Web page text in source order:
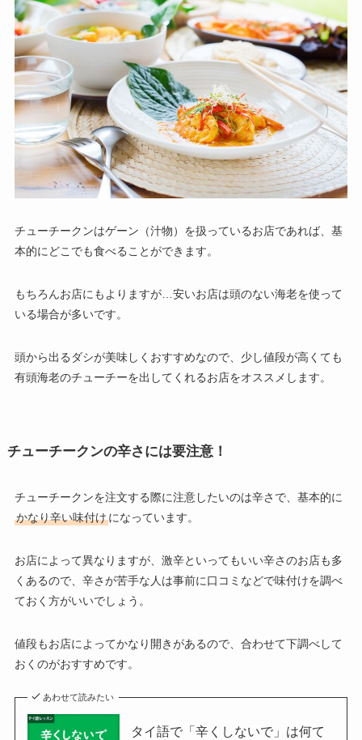
チューチークンはゲーン（汁物）を扱っているお店であれば、基
本的にどこでも食べることができます。
もちろんお店にもよりますが…安いお店は頭のない海老を使って
いる場合が多いです。
頭から出るダシが美味しくおすすめなので、少し値段が高くても
有頭海老のチューチーを出してくれるお店をオススメします。
チューチークンの辛さには要注意！
チューチークンを注文する際に注意したいのは辛さで、基本的に
かなり辛い味付けになっています。
お店によって異なりますが、激辛といってもいい辛さのお店も多
くあるので、辛さが苦手な人は事前に口コミなどで味付けを調べ
ておく方がいいでしょう。
値段もお店によってかなり開きがあるので、合わせて下調べして
おくのがおすすめです。
あわせて読みたい
タイ語で「辛くしないで」は何て